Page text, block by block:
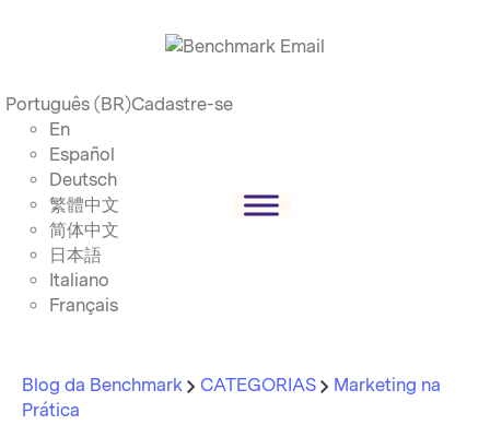
Português (BR)
En
Español
Deutsch
繁體中文
简体中文
日本語
Italiano
Français
Cadastre-se
Blog da Benchmark CATEGORIAS
Marketing na
Prática